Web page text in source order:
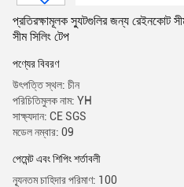
প্রতিরক্ষামূলক স্যুটগুলির জন্য রেইনকোট
সীম সিলিং টেপ
পণ্যের বিবরণ
উৎপত্তি স্থল: চীন
পরিচিতিমুলক নাম: YH
সাক্ষ্যদান: CE SGS
মডেল নম্বার: 09
পেমেন্ট এবং শিপিং শর্তাবলী
ন্যূনতম চাহিদার পরিমাণ: 100